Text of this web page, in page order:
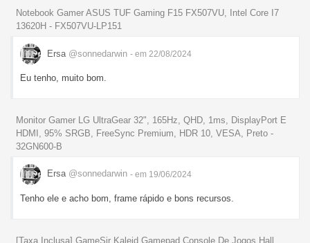
Notebook Gamer ASUS TUF Gaming F15 FX507VU, Intel Core I7
13620H - FX507VU-LP151
Ersa @sonnedarwin - em 22/08/2024
Eu tenho, muito bom.
Monitor Gamer LG UltraGear 32", 165Hz, QHD, 1ms, DisplayPort E
HDMI, 95% SRGB, FreeSync Premium, HDR 10, VESA, Preto -
32GN600-B
Ersa @sonnedarwin - em 19/06/2024
Tenho ele e acho bom, frame rápido e bons recursos.
[Taxa Inclusa] GameSir Kaleid Gamepad Console De Jogos Hall